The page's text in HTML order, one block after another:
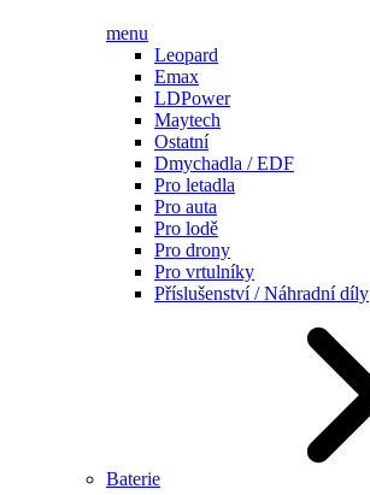
menu
Leopard
Emax
LDPower
Maytech
Ostatní
Dmychadla / EDF
Pro letadla
Pro auta
Pro lodě
Pro drony
Pro vrtulníky
Příslušenství / Náhradní díly
Baterie